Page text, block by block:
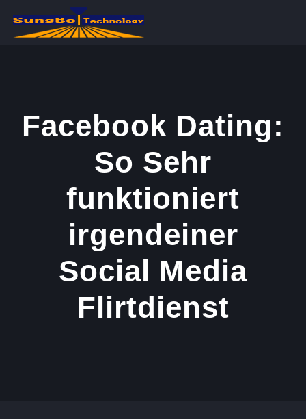
Facebook Dating:
So Sehr
funktioniert
irgendeiner
Social Media
Flirtdienst